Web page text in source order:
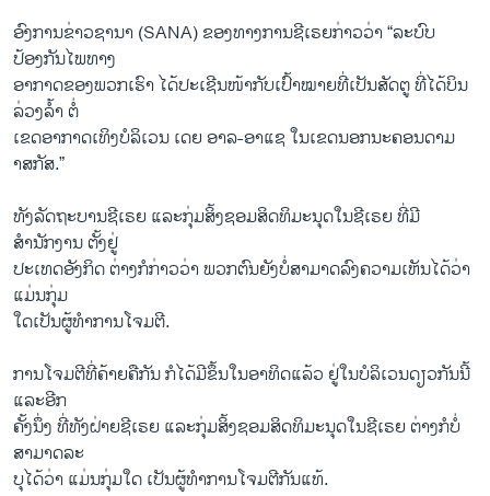
ພາສາຕ່າງໆ
ອົງການຂ່າວຊານາ (SANA) ຂອງທາງການຊີເຣຍກ່າວວ່າ “ລະບົບ
ປ້ອງກັນໄພທາງ
ອາກາດຂອງພວກເຮົາ ໄດ້ປະເຊີນໜ້າກັບເປົ້າໝາຍທີ່ເປັນສັດຕູ ທີ່ໄດ້ບິນ
ລ່ວງລ້ຳ ຕໍ່
ເຂດອາກາດເທິງບໍລິເວນ ເດຍ ອາລ-ອາແຊ ໃນເຂດນອກນະຄອນດາມ
າສກັສ.”
ທັງລັດຖະບານຊີເຣຍ ແລະກຸ່ມສິ້ງຊອມສິດທິມະນຸດໃນຊີເຣຍ ທີ່ມີ
ສຳນັກງານ ຕັ້ງຢູ່
ປະເທດອັງກິດ ຕ່າງກໍກ່າວວ່າ ພວກຕົນຍັງບໍ່ສາມາດລົງຄວາມເຫັນໄດ້ວ່າ
ແມ່ນກຸ່ມ
ໃດເປັນຜູ້ທຳການໂຈມຕີ.
ການໂຈມຕີທີ່ຄ້າຍຄືກັນ ກໍໄດ້ມີຂຶ້ນໃນອາທິດແລ້ວ ຢູ່ໃນບໍລິເວນດຽວກັນນີ້
ແລະອີກ
ຄັ້ງນຶ່ງ ທີ່ທັງຝ່າຍຊີເຣຍ ແລະກຸ່ມສິ້ງຊອມສິດທິມະນຸດໃນຊີເຣຍ ຕ່າງກໍບໍ່
ສາມາດລະ
ບຸໄດ້ວ່າ ແມ່ນກຸ່ມໃດ ເປັນຜູ້ທຳການໂຈມຕີກັນແທ້.